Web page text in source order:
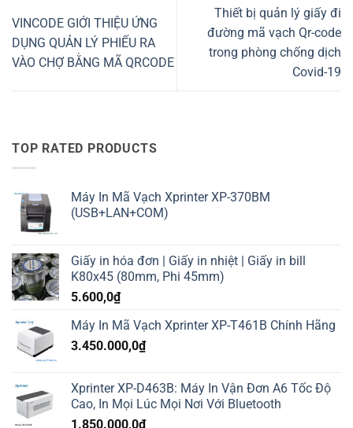
VINCODE GIỚI THIỆU ỨNG
DỤNG QUẢN LÝ PHIẾU RA
VÀO CHỢ BẰNG MÃ QRCODE
Thiết bị quản lý giấy đi
đường mã vạch Qr-code
trong phòng chống dịch
Covid-19
TOP RATED PRODUCTS
Máy In Mã Vạch Xprinter XP-370BM
(USB+LAN+COM)
Giấy in hóa đơn | Giấy in nhiệt | Giấy in bill
K80x45 (80mm, Phi 45mm)
5.600,0₫
Máy In Mã Vạch Xprinter XP-T461B Chính Hãng
3.450.000,0₫
Xprinter XP-D463B: Máy In Vận Đơn A6 Tốc Độ
Cao, In Mọi Lúc Mọi Nơi Với Bluetooth
1.850.000,0₫